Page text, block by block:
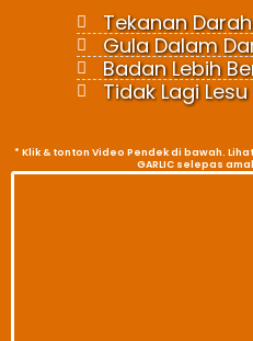
Tekanan
Gula Dalam
Badan Lebih
Tidak Lagi Lesu
* Klik & tonton Video Pendek di bawah. Lihat
GARLIC selepas